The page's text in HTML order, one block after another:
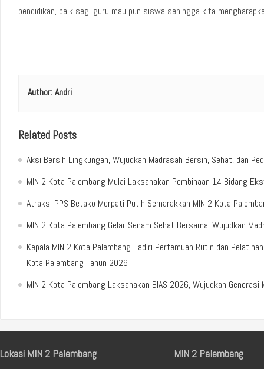
pendidikan, baik segi guru mau pun siswa sehingga kita
Author:Andri
Related Posts
Aksi Bersih Lingkungan, Wujudkan Madrasah Bersih, Sehat, dan
MIN 2 Kota Palembang Mulai Laksanakan Pembinaan 14 Bidang
Atraksi PPS Betako Merpati Putih Semarakkan MIN 2 Kota
MIN 2 Kota Palembang Gelar Senam Sehat Bersama, Wujudkan
Kepala MIN 2 Kota Palembang Hadiri Pertemuan Rutin dan
Kota Palembang Tahun 2026
MIN 2 Kota Palembang Laksanakan BIAS 2026, Wujudkan
Lokasi MIN 2 Palembang MIN 2 Palembang